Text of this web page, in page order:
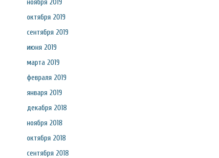
ноября 2019
октября 2019
сентября 2019
июня 2019
марта 2019
февраля 2019
января 2019
декабря 2018
ноября 2018
октября 2018
сентября 2018